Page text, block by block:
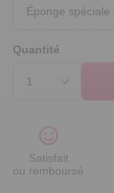
Quantité
Satisfait
ou remboursé